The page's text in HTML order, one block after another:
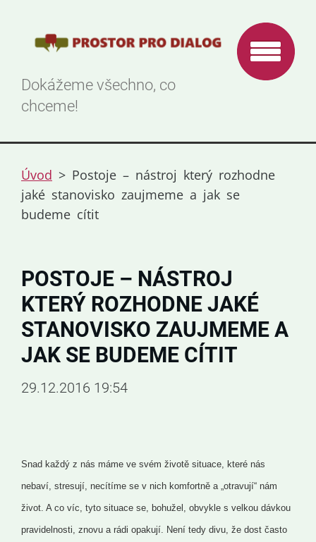
Dokážeme všechno, co
chceme!
Úvod > Postoje – nástroj který rozhodne
jaké stanovisko zaujmeme a jak se
budeme cítit
POSTOJE – NÁSTROJ
KTERÝ ROZHODNE JAKÉ
STANOVISKO ZAUJMEME A
JAK SE BUDEME CÍTIT
29.12.2016 19:54
Snad každý z nás máme ve svém životě situace, které nás
nebaví, stresují, necítíme se v nich komfortně a „otravují“ nám
život. A co víc, tyto situace se, bohužel, obvykle s velkou dávkou
pravidelnosti, znovu a rádi opakují. Není tedy divu, že dost často